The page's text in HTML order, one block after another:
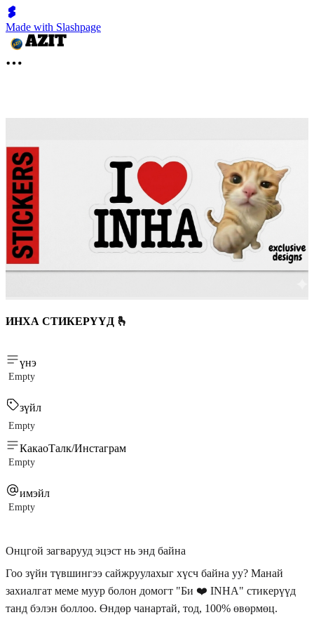
Made with Slashpage
ИНХА СТИКЕРҮҮД 🫰
үнэ
Empty
зүйл
Empty
КакаоТалк/Инстаграм
Empty
имэйл
Empty
Онцгой загварууд эцэст нь энд байна
Гоо зүйн түвшингээ сайжруулахыг хүсч байна уу? Манай
захиалгат меме муур болон домогт "Би ❤️ INHA" стикерүүд
танд бэлэн боллоо. Өндөр чанартай, тод, 100% өвөрмөц.